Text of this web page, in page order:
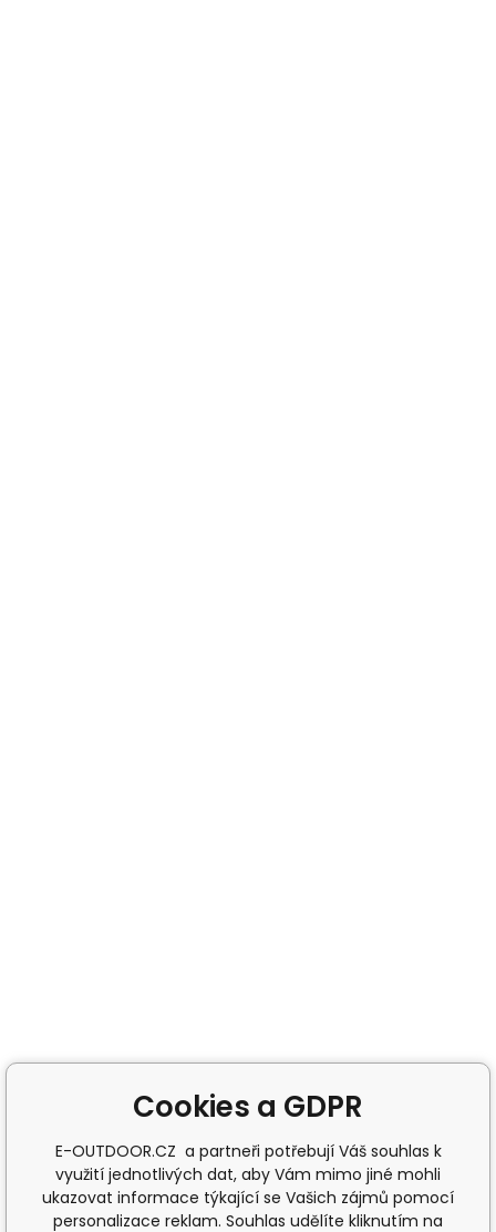
Cookies a GDPR
E-OUTDOOR.CZ a partneři potřebují Váš souhlas k
využití jednotlivých dat, aby Vám mimo jiné mohli
ukazovat informace týkající se Vašich zájmů pomocí
personalizace reklam. Souhlas udělíte kliknutím na